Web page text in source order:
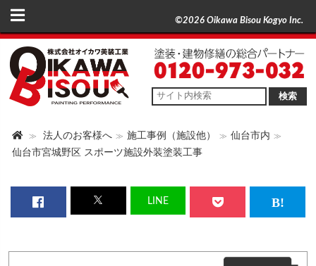
©2026 Oikawa Bisou Kogyo Inc.
検索
法人のお客様へ 施工事例（施設他）
仙台市内
仙台市宮城野区 スポーツ施設外装塗装工事
LINE